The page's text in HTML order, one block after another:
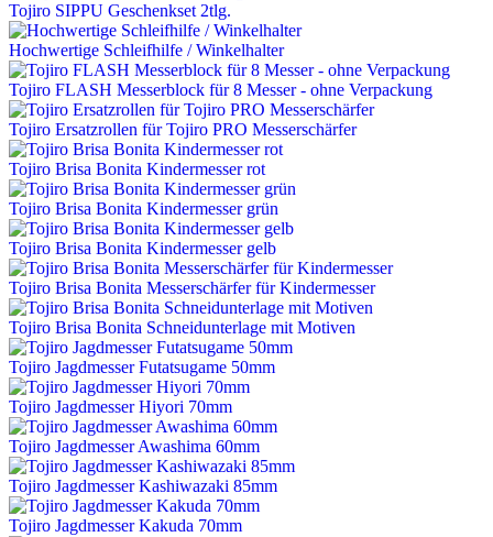
Tojiro SIPPU Geschenkset 2tlg.
Hochwertige Schleifhilfe / Winkelhalter
Tojiro FLASH Messerblock für 8 Messer - ohne Verpackung
Tojiro Ersatzrollen für Tojiro PRO Messerschärfer
Tojiro Brisa Bonita Kindermesser rot
Tojiro Brisa Bonita Kindermesser grün
Tojiro Brisa Bonita Kindermesser gelb
Tojiro Brisa Bonita Messerschärfer für Kindermesser
Tojiro Brisa Bonita Schneidunterlage mit Motiven
Tojiro Jagdmesser Futatsugame 50mm
Tojiro Jagdmesser Hiyori 70mm
Tojiro Jagdmesser Awashima 60mm
Tojiro Jagdmesser Kashiwazaki 85mm
Tojiro Jagdmesser Kakuda 70mm